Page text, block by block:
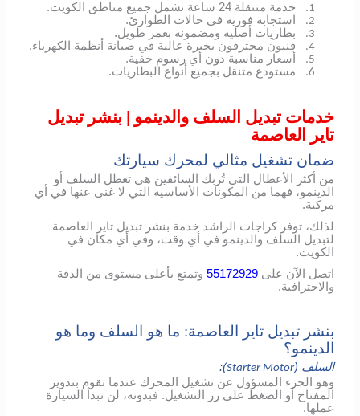
1. خدمة متنقلة 24 ساعة تشمل جميع مناطق الكويت.
2. استجابة فورية في حالات الطوارئ.
3. بطاريات أصلية ومضمونة بعمر طويل.
4. فنيون محترفون بخبرة عالية في صيانة أنظمة الكهرباء.
5. أسعار مناسبة دون أي رسوم خفية.
6. مستودع متنقل بجميع أنواع البطاريات.
خدمات تبديل السلف والدينمو | بنشر تبديل
تاير العاصمة
ضمان تشغيل مثالي لمحرك سيارتك
من أكثر الأعطال التي تُربك السائقين هي تعطل السلف أو
الدينمو، فهما من المكونات الأساسية التي لا غنى عنها في أي
مركبة.
لذلك، توفر كراجات الراشد خدمة بنشر تبديل تاير العاصمة
لتبديل السلف والدينمو في أي وقت، وفي أي مكان في
الكويت.
اتصل الآن على55172929 وتمتع بأعلى مستوى من الدقة
والاحترافية.
بنشر تبديل تاير العاصمة: ما هو السلف وما هو
الدينمو؟
السلف (Starter Motor
):
وهو الجزء المسؤول عن تشغيل المحرك عندما تقوم بتدوير
المفتاح أو الضغط على زر التشغيل. فبدونه، لن تبدأ السيارة
عملها.